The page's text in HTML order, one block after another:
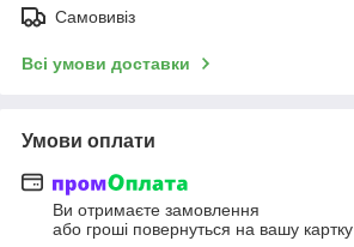
Самовивіз
Всі умови доставки
Умови оплати
Ви отримаєте замовлення
або гроші повернуться на вашу картку